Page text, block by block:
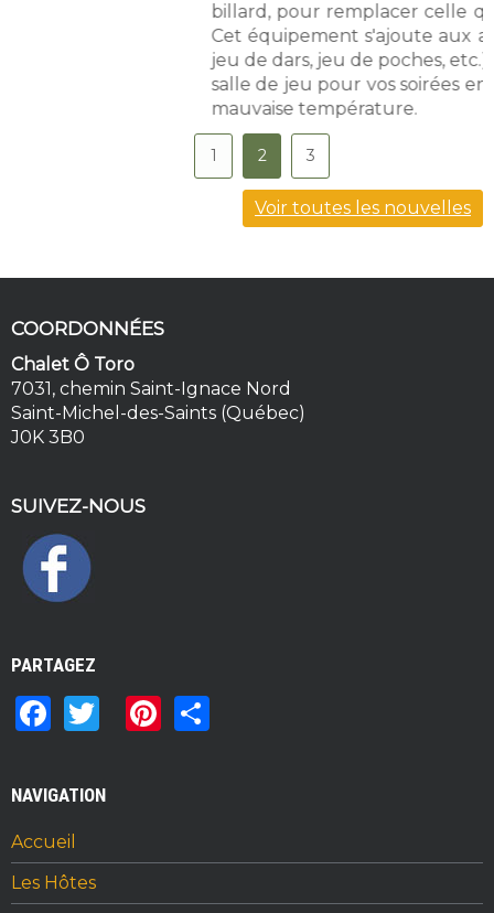
billard, pour remplacer celle qui avait fait son temps.
Cet équipement s'ajoute aux autres (table de poker,
jeu de dars, jeu de poches, etc.) qui remplissent notre
salle de jeu pour vos soirées entres amis ou en cas de
mauvaise température.
1 2 3
Voir toutes les nouvelles
COORDONNÉES
Chalet Ô Toro
7031, chemin Saint-Ignace Nord
Saint-Michel-des-Saints (Québec)
J0K 3B0
SUIVEZ-NOUS
PARTAGEZ
F
a
c
e
b
o
w
it
te
r
Pi
n
st
NAVIGATION
Accueil
Les Hôtes